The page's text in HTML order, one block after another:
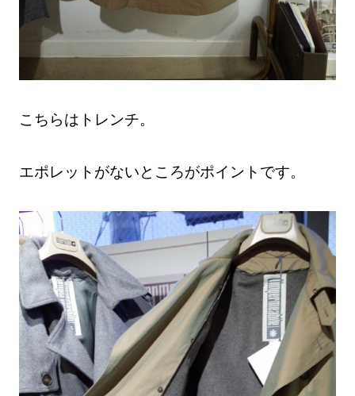
こちらはトレンチ。
エポレットがないところがポイントです。